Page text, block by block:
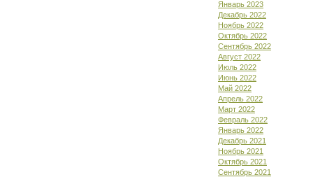
Январь 2023
Декабрь 2022
Ноябрь 2022
Октябрь 2022
Сентябрь 2022
Август 2022
Июль 2022
Июнь 2022
Май 2022
Апрель 2022
Март 2022
Февраль 2022
Январь 2022
Декабрь 2021
Ноябрь 2021
Октябрь 2021
Сентябрь 2021